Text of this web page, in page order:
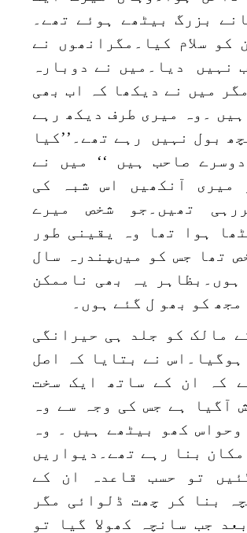
بزرگ بیٹھے ہوئے تھے۔
کو سلام کیا۔مگرانھوں نے
نہیں دیا۔میں نے دوبارہ
میں نے دیکھا کہ اب بھی
۔وہ میری طرف دیکھ رہے
بول نہیں رہے تھے۔’’کیا
صاحب ہیں ‘‘ میں نے
میری آنکھیں اس شبہ کی
تھیں۔جو شخص میرے
ہوا تھا وہ یقینی طور
تھا جس کو میںپندرہ سال
ہوں۔بظاہر یہ بھی ناممکن
مجھ کو بھو ل گئے ہوں۔
مالک کو جلد ہی حیرانگی
نے بتایا کہ اصل
کہ ان کے ساتھ ایک سخت
آگیا ہے جس کی وجہ سے وہ
وحواس کھو بیٹھے ہیں ۔ وہ
مکان بنا رہے تھے۔دیواریں
تو حسب قاعدہ ان کے
بنا کر چھت ڈلوائی مگر
جب سانچہ کھولا گیا تو